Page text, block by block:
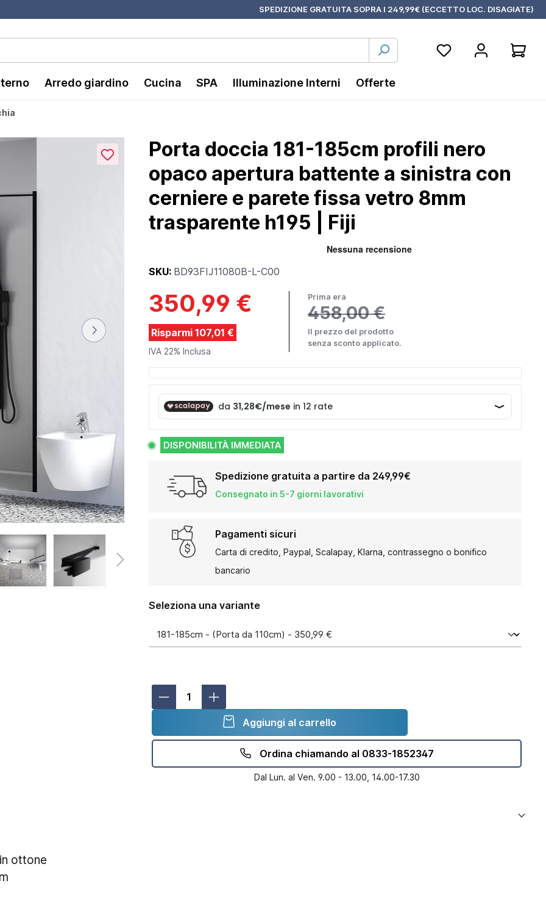
SPEDIZIONE GRATUITA SOPRA I 249,99€ (ECCETTO LOC. DISAGIATE)
Arredo giardino Cucina SPA Illuminazione Interni Offerte
Porta doccia 181-185cm profili nero
opaco apertura battente a sinistra con
cerniere e parete fissa vetro 8mm
trasparente h195 | Fiji
SKU: BD93FIJ11080B-L-C00
350,99 €
Risparmi 107,01 €
Prima era
458,00 €
Il prezzo del prodotto
senza sconto applicato.
IVA 22% Inclusa
DISPONIBILITÀ IMMEDIATA
Spedizione gratuita a partire da 249,99€
Consegnato in 5-7 giorni lavorativi
Pagamenti sicuri
Carta di credito, Paypal, Scalapay, Klarna, contrassegno o bonifico
bancario
Seleziona una variante
Aggiungi al carrello
Ordina chiamando al 0833-1852347
Dal Lun. al Ven. 9.00 - 13.00, 14.00-17.30
ottone